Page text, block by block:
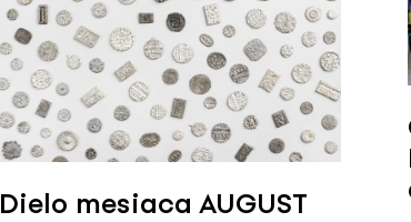
Dielo mesiaca AUGUST